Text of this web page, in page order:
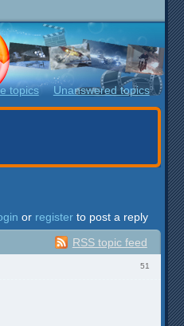
topics Unanswered topics
or register to post a reply
RSS topic feed
51